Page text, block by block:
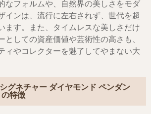
なフォルムや、自然界の美しさをモダ
インは、流行に左右されず、世代を超
ます。また、タイムレスな美しさだけ
としての資産価値や芸術性の高さも、
ィやコレクターを魅了してやまない大
グネチャー ダイヤモンド ペンダン
の特徴